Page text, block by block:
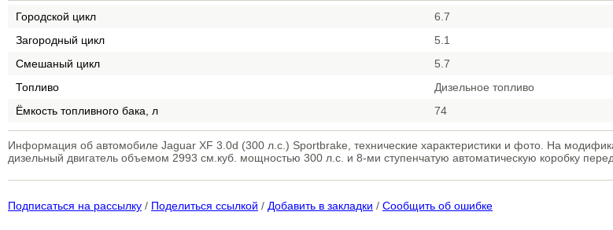
Городской цикл
6.7
Загородный цикл
5.1
Смешаный цикл
5.7
Топливо
Дизельное топливо
Ёмкость топливного бака, л
74
Информация об автомобиле Jaguar XF 3.0d (300 л.с.) Sportbrake, технические характеристики и фото. На
дизельный двигатель объемом 2993 см.куб. мощностью 300 л.с. и 8-ми ступенчатую автоматическую коробку
Подписаться на рассылку / Поделиться ссылкой / Добавить в закладки / Сообщить об ошибке